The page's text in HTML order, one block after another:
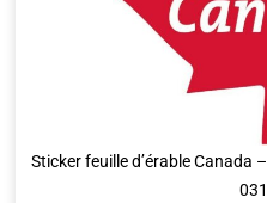
Sticker feuille d’érable Canada